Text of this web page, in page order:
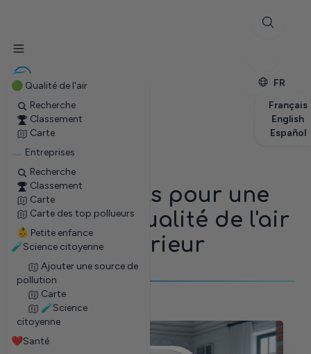
🟢 Qualité de l'air
Recherche
Classement
Carte
☁ Entreprises
Recherche
Classement
Carte
Carte des top pollueurs
👶 Petite enfance
🧪Science citoyenne
Ajouter une source de
pollution
Carte
🧪Science
citoyenne
❤️Santé
FR
Français
English
Español
❤️ Conseils pour une
meilleure qualité de l'air
intérieur